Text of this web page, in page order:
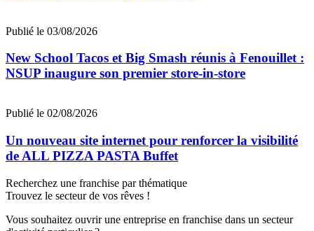
Publié le 03/08/2026
New School Tacos et Big Smash réunis à Fenouillet :
NSUP inaugure son premier store-in-store
Publié le 02/08/2026
Un nouveau site internet pour renforcer la visibilité
de ALL PIZZA PASTA Buffet
Recherchez une franchise par thématique
Trouvez le secteur de vos rêves !
Vous souhaitez ouvrir une entreprise en franchise dans un secteur